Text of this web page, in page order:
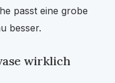
passt eine grobe
besser.
wirklich